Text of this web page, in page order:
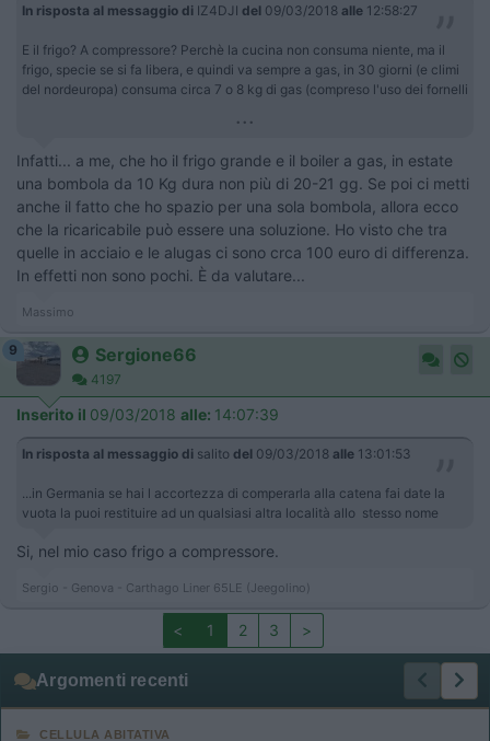
In risposta al messaggio di IZ4DJI del 09/03/2018 alle 12:58:27
E il frigo? A compressore? Perchè la cucina non consuma niente, ma il
frigo, specie se si fa libera, e quindi va sempre a gas, in 30 giorni (e climi
del nordeuropa) consuma circa 7 o 8 kg di gas (compreso l'uso dei fornelli
...
Infatti... a me, che ho il frigo grande e il boiler a gas, in estate
una bombola da 10 Kg dura non più di 20-21 gg. Se poi ci metti
anche il fatto che ho spazio per una sola bombola, allora ecco
che la ricaricabile può essere una soluzione. Ho visto che tra
quelle in acciaio e le alugas ci sono crca 100 euro di differenza.
In effetti non sono pochi. È da valutare...
Massimo
9 Sergione66
4197
Inserito il 09/03/2018 alle: 14:07:39
In risposta al messaggio di salito del 09/03/2018 alle 13:01:53
...in Germania se hai l accortezza di comperarla alla catena fai date la
vuota la puoi restituire ad un qualsiasi altra località allo stesso nome
Si, nel mio caso frigo a compressore.
Sergio - Genova - Carthago Liner 65LE (Jeegolino)
< 1 2 3 >
Argomenti recenti
CELLULA ABITATIVA